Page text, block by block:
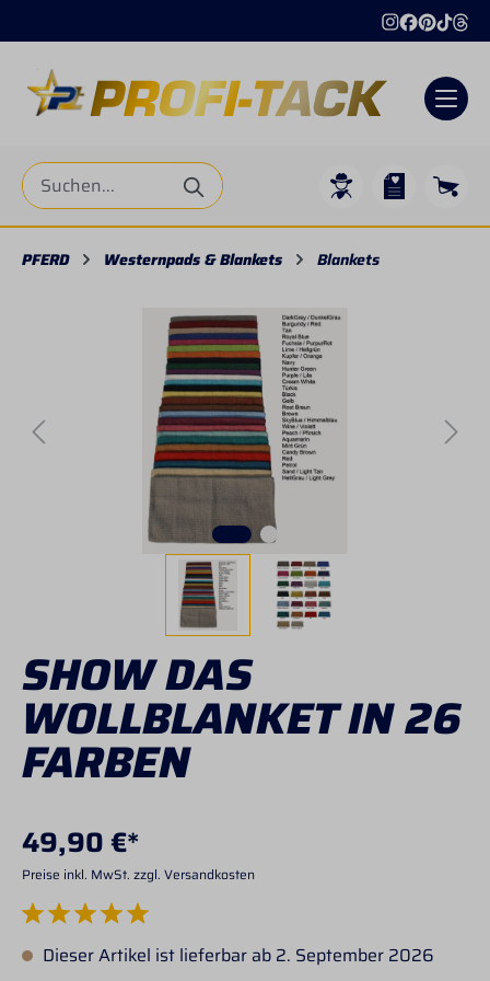
PFERD Westernpads & Blankets Blankets
Bildergalerie überspringen
SHOW DAS
WOLLBLANKET IN 26
FARBEN
49,90 €*
Preise inkl. MwSt. zzgl. Versandkosten
Durchschnittliche Bewertung von 5 von 5 Sternen
Dieser Artikel ist lieferbar ab 2. September 2026